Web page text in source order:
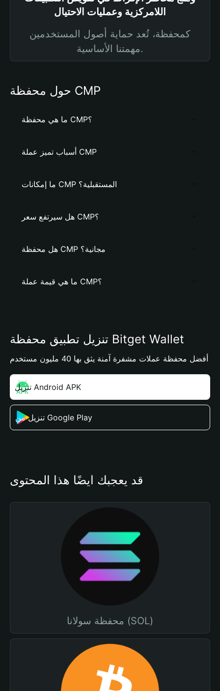
اللامركزية وعمليات الاحتيال
كمحفظة، تُعد حماية أصول المستخدمين
مهمتنا الأساسية.
حول محفظة CMP
ما هي محفظة CMP؟
أسباب تميز عملة CMP
ما إمكانات CMP المستقبلية؟
هل سيرتفع سعر CMP؟
هل محفظة CMP مجانية؟
ما هي قيمة عملة CMP؟
تنزيل تطبيق محفظة Bitget Wallet
أفضل محفظة عملات مشفرة آمنة يثق بها 40 مليون مستخدم
تنزيل Android APK
تنزيل من Google Play
قد يعجبك أيضًا هذا المحتوى
محفظة سولانا (SOL)